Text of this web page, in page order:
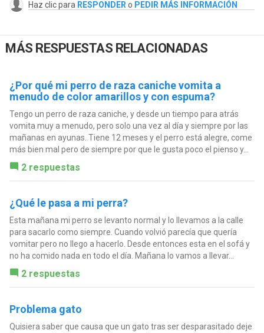
Haz clic para RESPONDER o PEDIR MÁS INFORMACIÓN
MÁS RESPUESTAS RELACIONADAS
¿Por qué mi perro de raza caniche vomita a
menudo de color amarillos y con espuma?
Tengo un perro de raza caniche, y desde un tiempo para atrás
vomita muy a menudo, pero solo una vez al día y siempre por las
mañanas en ayunas. Tiene 12 meses y el perro está alegre, come
más bien mal pero de siempre por que le gusta poco el pienso y...
2 respuestas
¿Qué le pasa a mi perra?
Esta mañana mi perro se levanto normal y lo llevamos a la calle
para sacarlo como siempre. Cuando volvió parecía que quería
vomitar pero no llego a hacerlo. Desde entonces esta en el sofá y
no ha comido nada en todo el día. Mañana lo vamos a llevar...
2 respuestas
Problema gato
Quisiera saber que causa que un gato tras ser desparasitado deje